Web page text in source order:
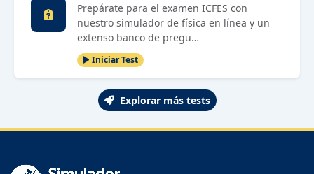
Prepárate para el examen ICFES con
nuestro simulador de física en línea y un
extenso banco de pregu…
Iniciar Test
Explorar más tests